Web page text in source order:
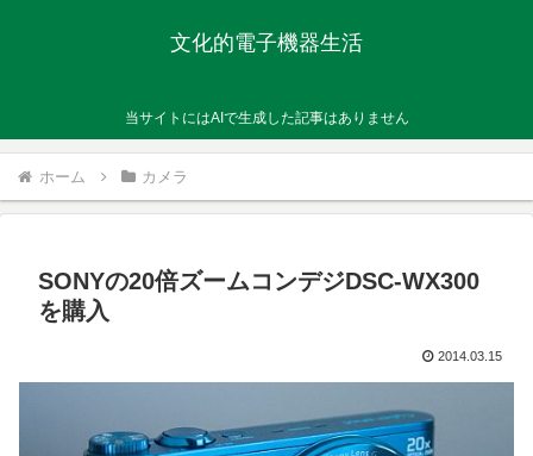
文化的電子機器生活
当サイトにはAIで生成した記事はありません
ホーム カメラ
SONYの20倍ズームコンデジDSC-WX300
を購入
2014.03.15